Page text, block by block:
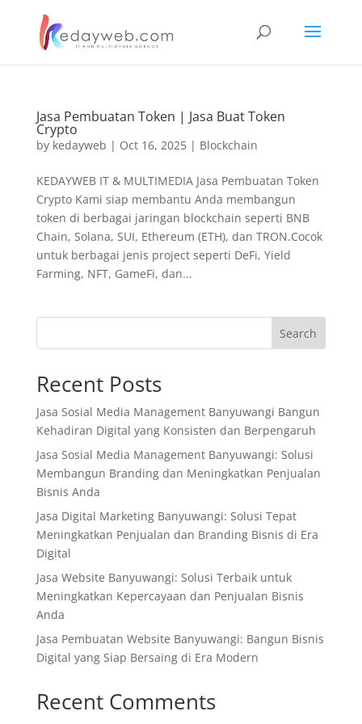
Jasa Pembuatan Token | Jasa Buat Token
Crypto
by kedayweb | Oct 16, 2025| Blockchain
KEDAYWEB IT & MULTIMEDIA Jasa Pembuatan Token
Crypto Kami siap membantu Anda membangun
token di berbagai jaringan blockchain seperti BNB
Chain, Solana, SUI, Ethereum (ETH), dan TRON.Cocok
untuk berbagai jenis project seperti DeFi, Yield
Farming, NFT, GameFi, dan...
Search
Recent Posts
Jasa Sosial Media Management Banyuwangi Bangun
Kehadiran Digital yang Konsisten dan Berpengaruh
Jasa Sosial Media Management Banyuwangi: Solusi
Membangun Branding dan Meningkatkan Penjualan
Bisnis Anda
Jasa Digital Marketing Banyuwangi: Solusi Tepat
Meningkatkan Penjualan dan Branding Bisnis di Era
Digital
Jasa Website Banyuwangi: Solusi Terbaik untuk
Meningkatkan Kepercayaan dan Penjualan Bisnis
Anda
Jasa Pembuatan Website Banyuwangi: Bangun Bisnis
Digital yang Siap Bersaing di Era Modern
Recent Comments